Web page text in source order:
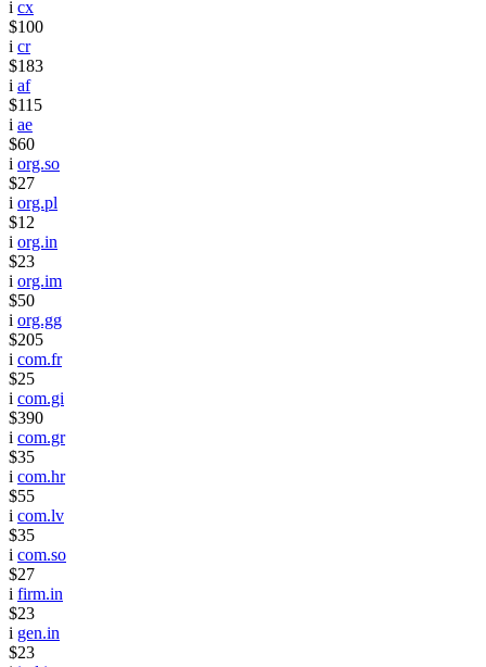
i cx
$100
i cr
$183
i af
$115
i ae
$60
i org.so
$27
i org.pl
$12
i org.in
$23
i org.im
$50
i org.gg
$205
i com.fr
$25
i com.gi
$390
i com.gr
$35
i com.hr
$55
i com.lv
$35
i com.so
$27
i firm.in
$23
i gen.in
$23